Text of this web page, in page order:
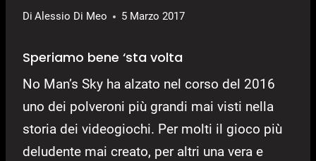
Di Alessio Di Meo 5 Marzo 2017
Speriamo bene ‘sta volta
No Man’s Sky ha alzato nel corso del 2016
uno dei polveroni più grandi mai visti nella
storia dei videogiochi. Per molti il gioco più
deludente mai creato, per altri una vera e